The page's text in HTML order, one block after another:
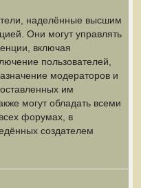
наделённые высшим
Они могут управлять
включая
пользователей,
модераторов и
им
могут обладать всеми
форумах, в
создателем